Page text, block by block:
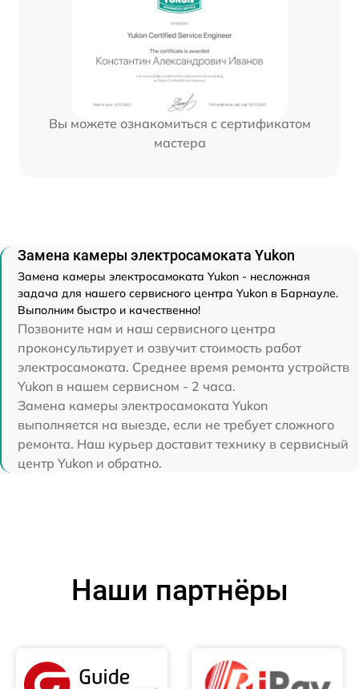
Вы можете ознакомиться с сертификатом
мастера
Замена камеры электросамоката Yukon
Замена камеры электросамоката Yukon - несложная
задача для нашего сервисного центра Yukon в Барнауле.
Выполним быстро и качественно!
Позвоните нам и наш сервисного центра
проконсультирует и озвучит стоимость работ
электросамоката. Среднее время ремонта устройств
Yukon в нашем сервисном - 2 часа.
Замена камеры электросамоката Yukon
выполняется на выезде, если не требует сложного
ремонта. Наш курьер доставит технику в сервисный
центр Yukon и обратно.
Наши партнёры